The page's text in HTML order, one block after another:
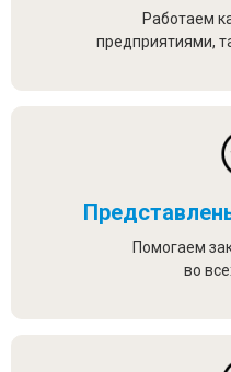
Работаем
предприятиями,
Помогаем
во